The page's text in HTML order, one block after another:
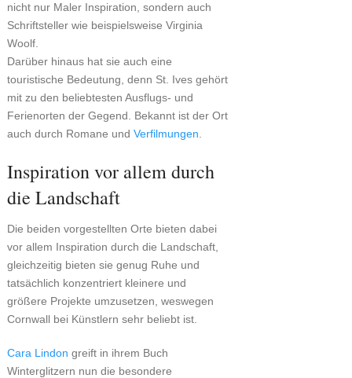
nicht nur Maler Inspiration, sondern auch
Schriftsteller wie beispielsweise Virginia
Woolf.
Darüber hinaus hat sie auch eine
touristische Bedeutung, denn St. Ives gehört
mit zu den beliebtesten Ausflugs- und
Ferienorten der Gegend. Bekannt ist der Ort
auch durch Romane und Verfilmungen
Inspiration vor allem durch
die Landschaft
Die beiden vorgestellten Orte bieten dabei
vor allem Inspiration durch die Landschaft,
gleichzeitig bieten sie genug Ruhe und
tatsächlich konzentriert kleinere und
größere Projekte umzusetzen, weswegen
Cornwall bei Künstlern sehr beliebt ist.
Cara Lindon greift in ihrem Buch
Winterglitzern nun die besondere